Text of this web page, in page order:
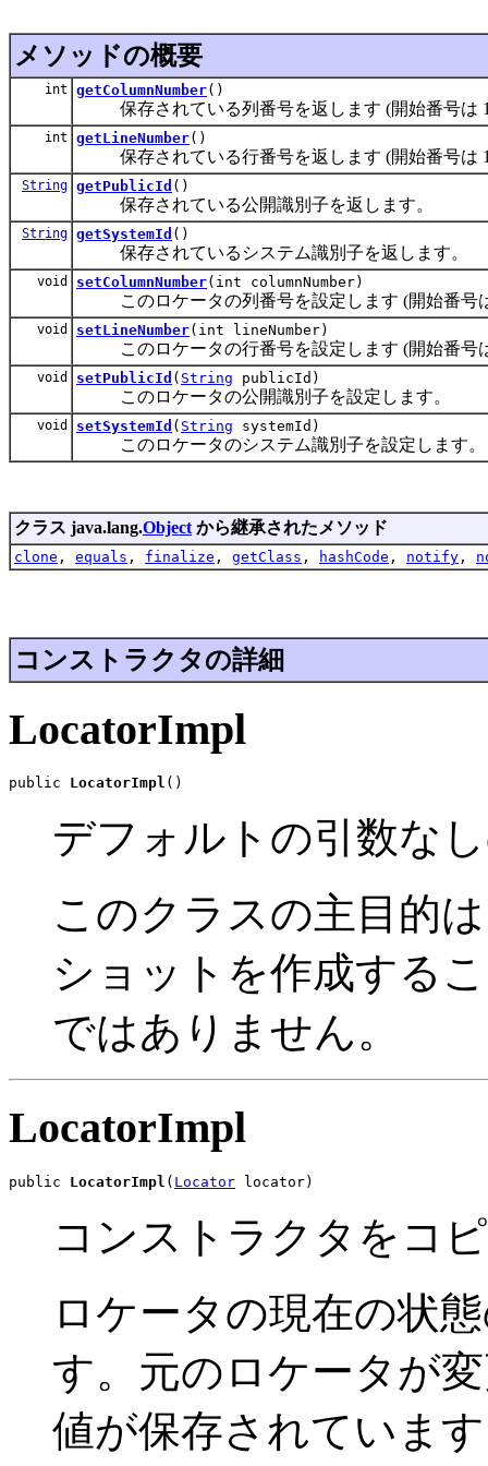
メソッドの概要
int getColumnNumber()
保存されている列番号を返します (開始番号は
int getLineNumber()
保存されている行番号を返します (開始番号は
String getPublicId ()
保存されている公開識別子を返します。
String getSystemId ()
保存されているシステム識別子を返します。
void setColumnNumber(int columnNumber)
このロケータの列番号を設定します (開始番号
void setLineNumber(int lineNumber)
このロケータの行番号を設定します (開始番号
void setPublicId ( String publicId)
このロケータの公開識別子を設定します。
void setSystemId ( String systemId)
このロケータのシステム識別子を設定します。
クラス java.lang.Object から継承されたメソッド
clone , equals , finalize , getClass , hashCode , notify ,
コンストラクタの詳細
LocatorImpl
public LocatorImpl ()
デフォルトの引数な
このクラスの主目的
ショットを作成する
ではありません。
LocatorImpl
public LocatorImpl ( Locator locator)
コンストラクタをコ
ロケータの現在の状
す。元のロケータが
値が保存されていま